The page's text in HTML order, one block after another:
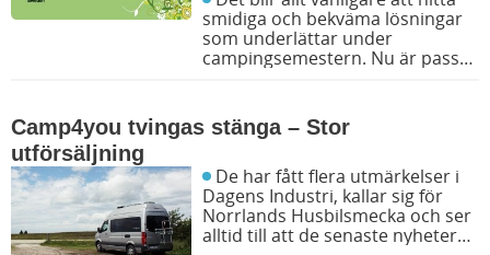
smidiga och bekväma lösningar
som underlättar under
campingsemestern. Nu är pass
Europe har du som campar
bekvämligheten att använda dig
dig förmåner, rabatter och
försäkring på samma gång.
Camp4you tvingas stänga – Stor
utförsäljning
Dagens Industri, kallar sig för
Norrlands Husbilsmecka och ser
alltid till att de senaste nyheterna